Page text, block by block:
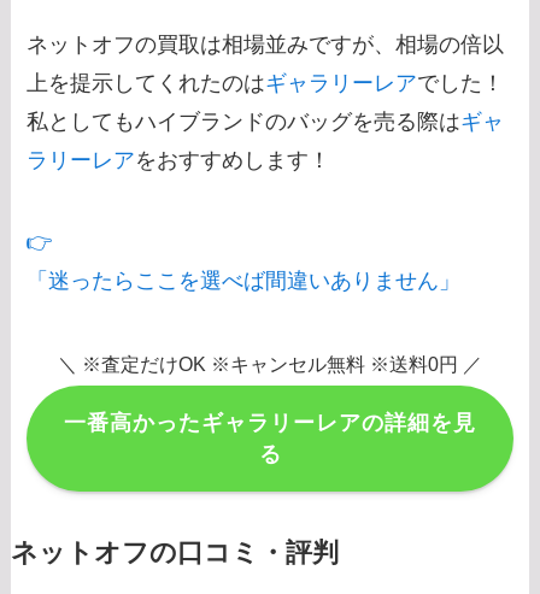
ネットオフの買取は相場並みですが、相場の倍以
上を提示してくれたのはギャラリーレアでした！
私としてもハイブランドのバッグを売る際はギャ
ラリーレアをおすすめします！
👉
「迷ったらここを選べば間違いありません」
＼ ※査定だけOK ※キャンセル無料 ※送料0円 ／
一番高かったギャラリーレアの詳細を見
る
ネットオフの口コミ・評判